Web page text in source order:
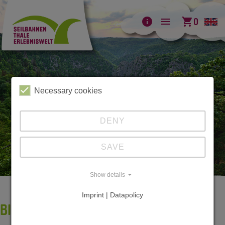
info menu shopping_cart0
BILDERGALERIE BODETAL
Necessary cookies
DENY
SAVE
Show details
Imprint | Datapolicy